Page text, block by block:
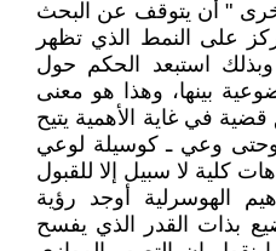
" أن يتوقف عن البحث
على النمط الذي تظهر
استبعد الحكم حول
بينها، وهذا هو معنى
في غاية الأهمية يتيح
وعي ـ كوسيلة لوعي
كلية لا سبيل إلا للقبول
الهوسرلية أوجد رؤية
بذات القدر الذي يفسح